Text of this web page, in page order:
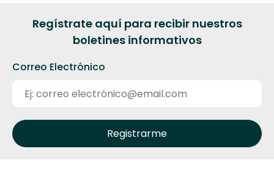
Regístrate aquí para recibir nuestros
boletines informativos
Correo Electrónico